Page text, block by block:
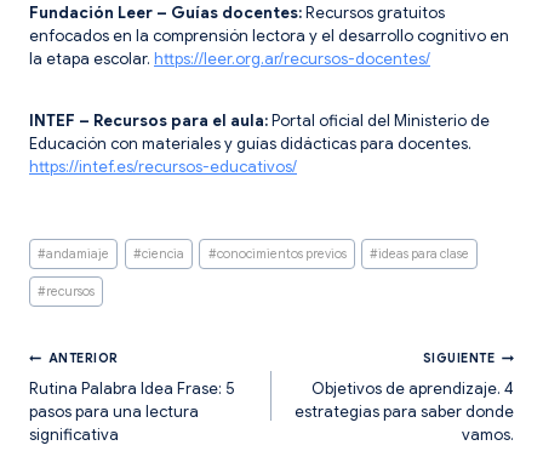
Fundación Leer – Guías docentes:Recursos gratuitos
enfocados en la comprensión lectora y el desarrollo cognitivo en
la etapa escolar. https://leer.org.ar/recursos-docentes/
INTEF – Recursos para el aula:Portal oficial del Ministerio de
Educación con materiales y guías didácticas para docentes.
https://intef.es/recursos-educativos/
Etiquetas
de
la
entrada:
#andamiaje #ciencia #conocimientos previos #ideas para clase
#recursos
Navegación
de
ANTERIOR
Rutina Palabra Idea Frase: 5
pasos para una lectura
significativa
SIGUIENTE
Objetivos de aprendizaje. 4
estrategias para saber donde
vamos.